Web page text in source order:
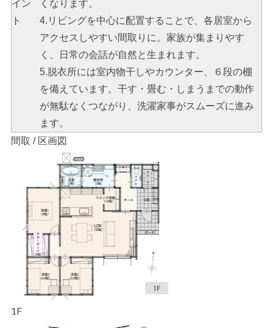
イン
ト
くなります。
4.リビングを中心に配置することで、各居室から
アクセスしやすい間取りに。家族が集まりやす
く、日常の会話が自然と生まれます。
5.脱衣所には室内物干しやカウンター、６段の棚
を備えています。干す・畳む・しまうまでの動作
が無駄なくつながり、洗濯家事がスムーズに進み
ます。
間取 / 区画図
1F